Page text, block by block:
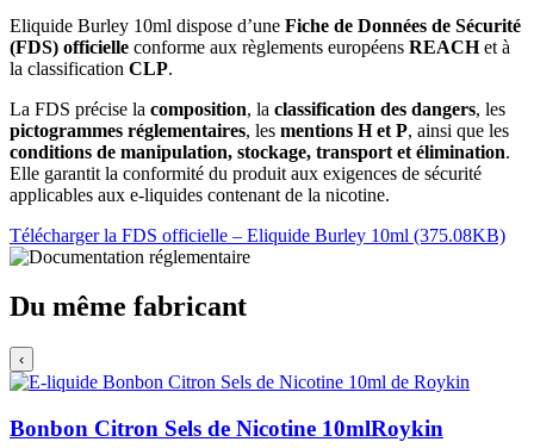
Eliquide Burley 10ml dispose d’une Fiche de Données de Sécurité
(FDS) officielle conforme aux règlements européens REACHet à
la classification CLP.
La FDS précise la composition, la classification des dangers, les
pictogrammes réglementaires, les mentions H et P, ainsi que les
conditions de manipulation, stockage, transport et élimination.
Elle garantit la conformité du produit aux exigences de sécurité
applicables aux e-liquides contenant de la nicotine.
Télécharger la FDS officielle – Eliquide Burley 10ml (375.08KB)
Du même fabricant
‹
Bonbon Citron Sels de Nicotine 10mlRoykin